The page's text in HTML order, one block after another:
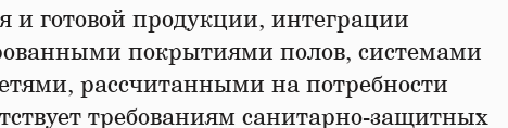
и готовой продукции, интеграции
покрытиями полов, системами
рассчитанными на потребности
требованиям санитарно-защитных